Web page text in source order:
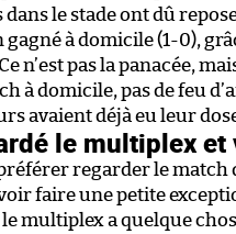
le stade ont dû
gagné à domicile (1-0),
n’est pas la panacée,
à domicile, pas de feu
avaient déjà eu leur
le multiplex
regarder le match
faire une petite
multiplex a quelque